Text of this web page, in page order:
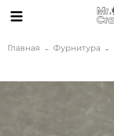
Главная Фурнитура